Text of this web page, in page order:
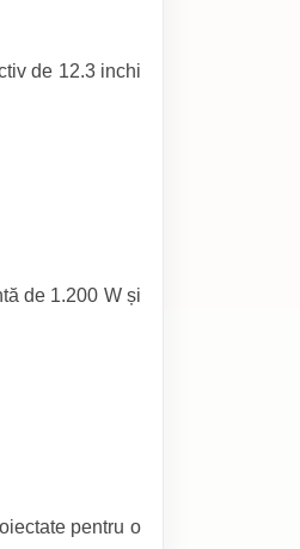
de 12.3 inchi
de 1.200 W și
pentru o